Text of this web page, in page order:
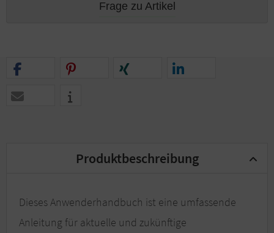
Frage zu Artikel
Produktbeschreibung
Dieses Anwenderhandbuch ist eine umfassende
Anleitung für aktuelle und zukünftige